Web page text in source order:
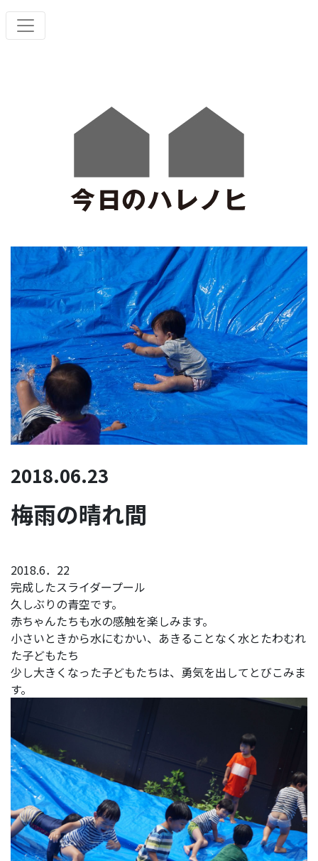
2018.06.23
梅雨の晴れ間
2018.6．22
完成したスライダープール
久しぶりの青空です。
赤ちゃんたちも水の感触を楽しみます。
小さいときから水にむかい、あきることなく水とたわむれ
た子どもたち
少し大きくなった子どもたちは、勇気を出してとびこみま
す。